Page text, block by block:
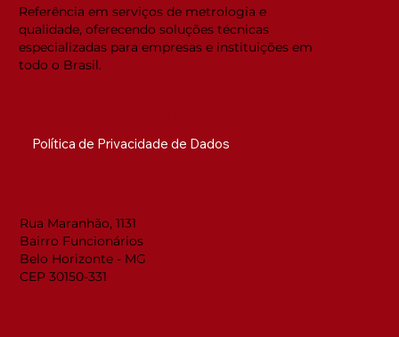
Referência em serviços de metrologia e
qualidade, oferecendo soluções técnicas
especializadas para empresas e instituições em
todo o Brasil.
Política de Privacidade de Dados
Rua Maranhão, 1131
Bairro Funcionários
Belo Horizonte - MG
CEP 30150-331